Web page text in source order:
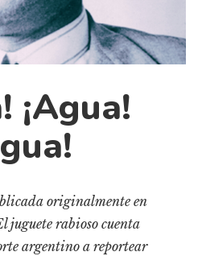
chilena
¡Agua!
originalmente en
juguete rabioso cuenta
argentino a reportear